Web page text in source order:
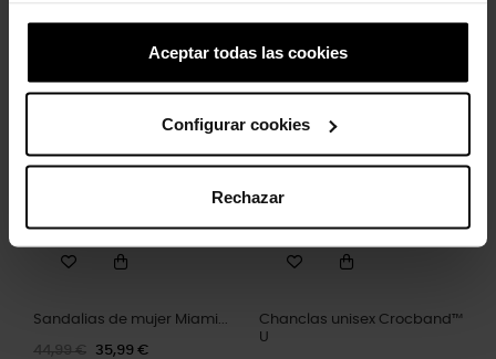
Aceptar todas las cookies
Configurar cookies
Rechazar
producto también han comprado:
Sandalias de mujer Miami...
44,99 € 35,99 €
Chanclas unisex Crocband™
U